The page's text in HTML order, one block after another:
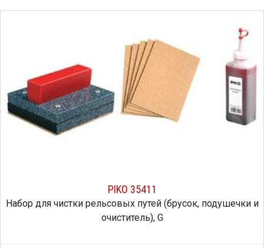
PIKO 35411
Набор для чистки рельсовых путей (брусок, подушечки и
очиститель), G